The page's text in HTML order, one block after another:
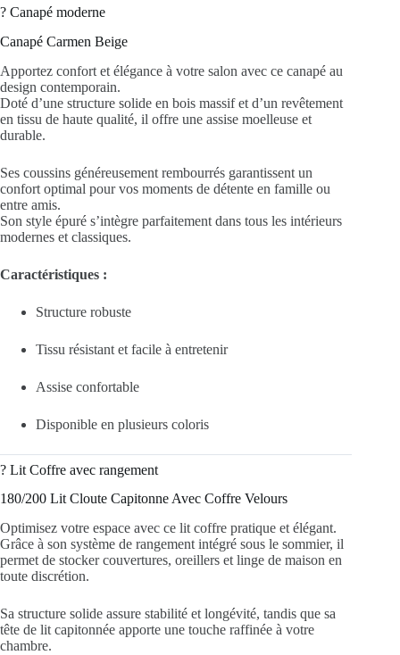
?️ Canapé moderne
Canapé Carmen Beige
Apportez confort et élégance à votre salon avec ce canapé au
design contemporain.
Doté d’une structure solide en bois massif et d’un revêtement
en tissu de haute qualité, il offre une assise moelleuse et
durable.
Ses coussins généreusement rembourrés garantissent un
confort optimal pour vos moments de détente en famille ou
entre amis.
Son style épuré s’intègre parfaitement dans tous les intérieurs
modernes et classiques.
Caractéristiques :
Structure robuste
Tissu résistant et facile à entretenir
Assise confortable
Disponible en plusieurs coloris
?️ Lit Coffre avec rangement
180/200 Lit Cloute Capitonne Avec Coffre Velours
Optimisez votre espace avec ce lit coffre pratique et élégant.
Grâce à son système de rangement intégré sous le sommier, il
permet de stocker couvertures, oreillers et linge de maison en
toute discrétion.
Sa structure solide assure stabilité et longévité, tandis que sa
tête de lit capitonnée apporte une touche raffinée à votre
chambre.